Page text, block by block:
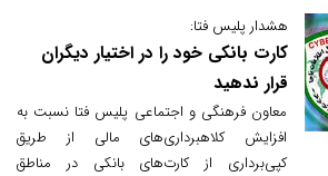
هشدار پلیس فتا:
کارت بانکی خود را در اختیار دیگران
قرار ندهید
معاون فرهنگی و اجتماعی پلیس فتا نسبت به
افزایش کلاهبرداری‌های مالی از طریق
کپی‌برداری از کارت‌های بانکی در مناطق